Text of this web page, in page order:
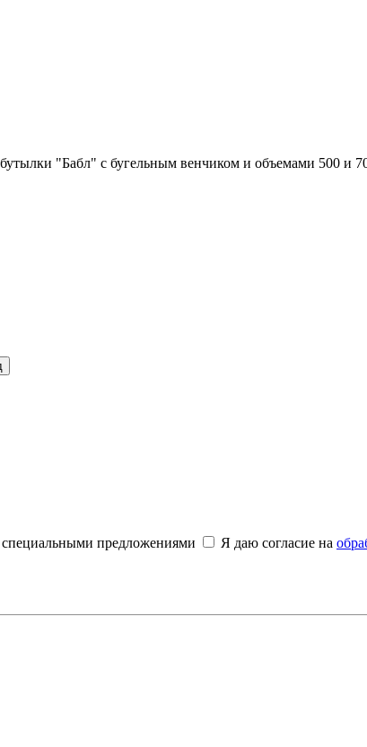
"Бабл" с бугельным венчиком и объемами 500 и
предложениями Я даю согласие на